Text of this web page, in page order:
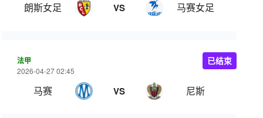
朗斯女足 VS 马赛女足
法甲
2026-04-27 02:45
马赛 VS 尼斯
已结束